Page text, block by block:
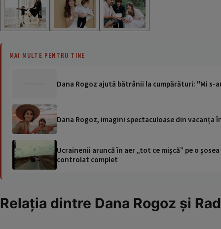
MAI MULTE PENTRU TINE
Dana Rogoz ajută bătrânii la cumpărături: "Mi s-
Dana Rogoz, imagini spectaculoase din vacanța
Ucrainenii aruncă în aer „tot ce mișcă” pe o
controlat complet
Relația dintre Dana Rogoz și